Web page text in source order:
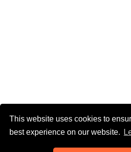
This website uses cookies to
best experience on our website.